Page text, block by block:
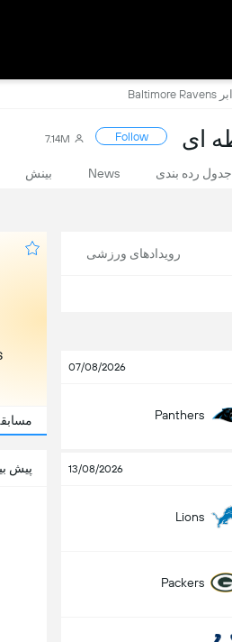
Follow
7.14M
جدول رده بندی News بینش
رویدادهای ورزشی
07/08/2026
Panthers
13/08/2026
Lions
Packers
پیش